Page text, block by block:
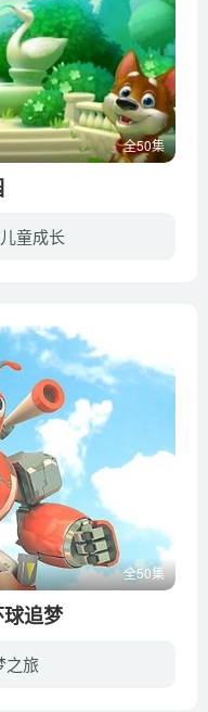
全50集
童成长
全50集
追梦
之旅